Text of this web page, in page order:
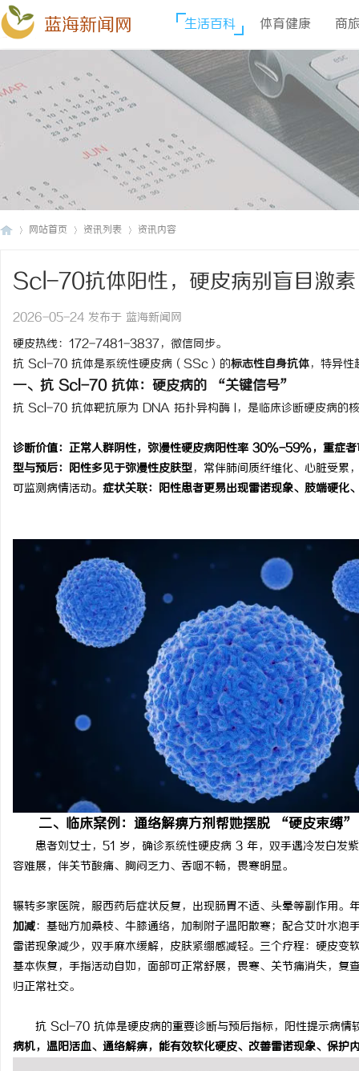
蓝海新闻网 生活百科 体育健康 商
网站首页 资讯列表 资讯内容
Scl-70抗体阳性，硬皮病别盲目激
2026-05-24 发布于 蓝海新闻网
硬皮热线：172-7481-3837，微信同步。
抗 Scl-70 抗体是系统性硬皮病（SSc）的标志性自身抗体，特异
一、抗 Scl-70 抗体：硬皮病的 “关键信号”
抗 Scl-70 抗体靶抗原为 DNA 拓扑异构酶 I，是临床诊断硬皮病的
诊断价值： 正常人群阴性，弥漫性硬皮病阳性率 30%-59%，重
型与预后：
阳性多见于弥漫性皮肤型，常伴肺间质纤维化、心脏受累
可监测病情活动。 症状关联： 阳性患者更易出现雷诺现象、肢端硬化
二、临床案例：通络解痹方剂帮她摆脱 “硬皮束缚”
患者刘女士，51 岁，确诊系统性硬皮病 3 年，双手遇冷发白发
容难展，伴关节酸痛、胸闷乏力、吞咽不畅，畏寒明显。
辗转多家医院，服西药后症状反复，出现肠胃不适、头晕等副作用。
加减：基础方加桑枝、牛膝通络，加制附子温阳散寒；配合艾叶水泡
雷诺现象减少，双手麻木缓解，皮肤紧绷感减轻。 三个疗程：硬皮变
基本恢复，手指活动自如，面部可正常舒展，畏寒、关节痛消失，复
归正常社交。
抗 Scl-70 抗体是硬皮病的重要诊断与预后指标，阳性提示病情
病机，温阳活血、通络解痹，能有效软化硬皮、改善雷诺现象、保
武汉配眼镜 上海配眼镜